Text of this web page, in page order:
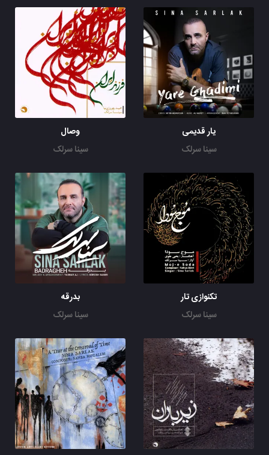
یار قدیمی
سینا سرلک
وصال
سینا سرلک
تکنوازی تار
سینا سرلک
بدرقه
سینا سرلک